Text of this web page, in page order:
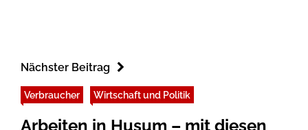
Nächster Beitrag
Verbraucher Wirtschaft und Politik
Arbeiten in Husum – mit diesen